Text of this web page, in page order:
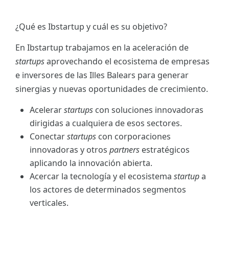
¿Qué es Ibstartup y cuál es su objetivo?
En Ibstartup trabajamos en la aceleración de
startupsaprovechando el ecosistema de empresas
e inversores de las Illes Balears para generar
sinergias y nuevas oportunidades de crecimiento.
Acelerarstartups con soluciones innovadoras
dirigidas a cualquiera de esos sectores.
Conectarstartups con corporaciones
innovadoras y otros partners estratégicos
aplicando la innovación abierta.
Acercar la tecnología y el ecosistema startupa
los actores de determinados segmentos
verticales.